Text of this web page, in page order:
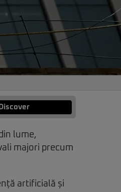
lume,
majori precum
artificială și